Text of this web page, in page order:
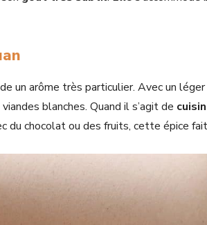
un arôme très particulier. Avec un
blanches. Quand il s’agit de
du chocolat ou des fruits, cette épice